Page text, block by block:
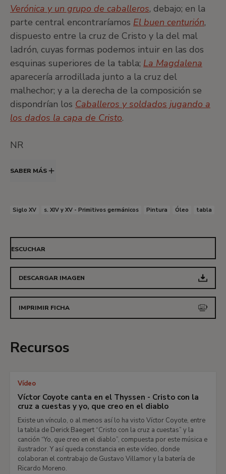
Verónica y un grupo de caballeros, debajo; en la
parte central encontraríamos El buen centurión,
dispuesto entre la cruz de Cristo y la del mal
ladrón, cuyas formas podemos intuir en las dos
esquinas superiores de la tabla; La Magdalena
aparecería arrodillada junto a la cruz del
malhechor; y a la derecha de la composición se
dispondrían los Caballeros y soldados jugando a
los dados la capa de Cristo.
NR
SABER MÁS
Siglo XV s. XIV y XV - Primitivos germánicos Pintura Óleo tabla
ESCUCHAR
DESCARGAR IMAGEN
IMPRIMIR FICHA
Recursos
Vídeo
Víctor Coyote canta en el Thyssen - Cristo con la
cruz a cuestas y yo, que creo en el diablo
Existe un vínculo, o al menos así lo ha visto Víctor Coyote, entre
la tabla de Derick Baegert “Cristo con la cruz a cuestas” y la
canción “Yo, que creo en el diablo”, compuesta por este música e
ilustrador. Y así queda constancia en este vídeo, donde
colaboran el contrabajo de Gustavo Villamor y la batería de
Ricardo Moreno.